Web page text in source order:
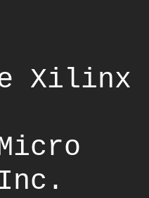
Xilinx